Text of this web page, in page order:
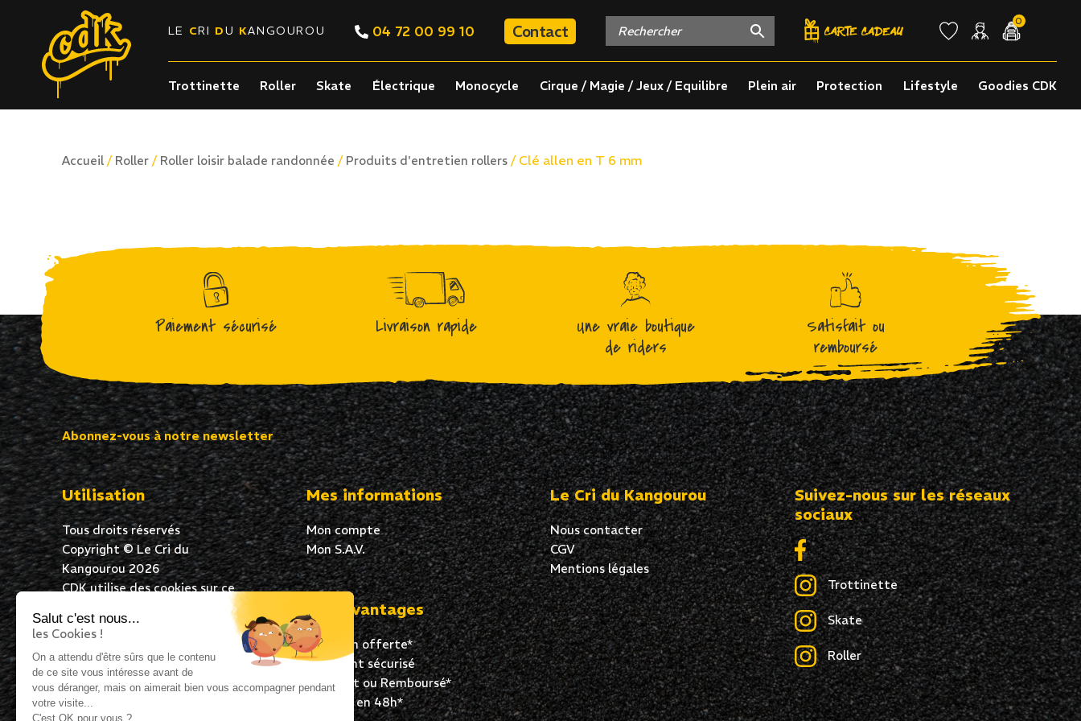
Salut c'est nous...
les Cookies !
On a attendu d'être sûrs que le contenu
de ce site vous intéresse avant de
vous déranger, mais on aimerait bien vous accompagner pendant
votre visite...
C'est OK pour vous ?
LE CRI DU KANGOUROU 04 72 00 99 10 Contact
0
Trottinette Roller Skate Électrique Monocycle Cirque / Magie / Jeux / Equilibre Plein air Protection Lifestyle Goodies CDK
Accueil / Roller / Roller loisir balade randonnée / Produits d'entretien rollers / Clé allen en T 6 mm
Paiement sécurisé Livraison rapide
Une vraie boutique
de riders
Satisfait ou
remboursé
Abonnez-vous à notre newsletter
Utilisation
Tous droits réservés
Copyright © Le Cri du
Kangourou 2026
CDK utilise des cookies sur ce
excellente expérience de
utilisateurs. En poursuivant
votre navigation, vous acceptez
l’utilisation de cookies.
Mes informations
Mon compte
Mon S.A.V.
Mes avantages
Livraison offerte*
Paiement sécurisé
Satisfait ou Remboursé*
Expédié en 48h*
Le Cri du Kangourou
Nous contacter
CGV
Mentions légales
Suivez-nous sur les réseaux
sociaux
Trottinette
Skate
Roller